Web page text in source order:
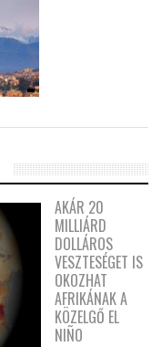
AKÁR 20
MILLIÁRD
DOLLÁROS
VESZTESÉGET IS
OKOZHAT
AFRIKÁNAK A
KÖZELGŐ EL
NIÑO